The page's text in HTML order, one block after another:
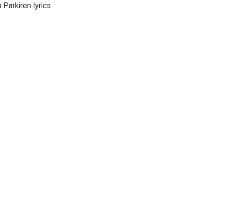
Parkiren lyrics